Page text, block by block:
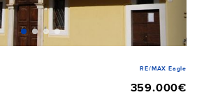
RE/MAX Eagle
359.000€